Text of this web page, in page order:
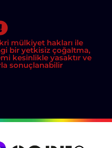
mülkiyet hakları ile
bir yetkisiz çoğaltma,
kesinlikle yasaktır ve
sonuçlanabilir